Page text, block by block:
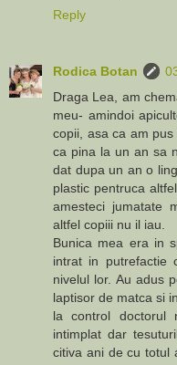
Reply
Rodica Botan
Draga Lea, am
meu- amindoi
copii, asa ca am
ca pina la un an sa
dat dupa un an o
plastic pentruca
amesteci jumatate
altfel copiii nu il iau.
Bunica mea era in
intrat in putrefactie
nivelul lor. Au adus
laptisor de matca si
la control
intimplat dar
citiva ani de cu totul